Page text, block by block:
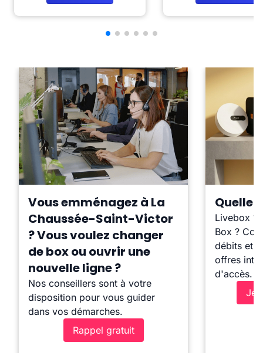
Vous emménagez à La
Chaussée-Saint-Victor
? Vous voulez changer
de box ou ouvrir une
nouvelle ligne ?
Nos conseillers sont à votre
disposition pour vous guider
dans vos démarches.
Rappel gratuit
Quelle
Livebox ?
Box ?
débits et
offres
d'accès.
Je